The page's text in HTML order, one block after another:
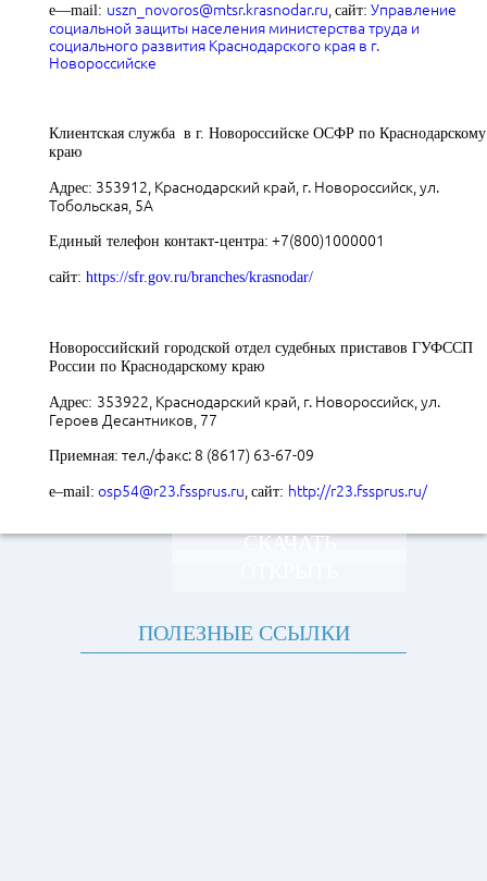
e—mail: uszn_novoros@mtsr.krasnodar.ru сайт: Управление
социальной защиты населения министерства труда и
социального развития Краснодарского края в г.
Новороссийске
Клиентская служба в г. Новороссийске ОСФР по Краснодарскому
краю
Адрес: 353912, Краснодарский край, г. Новороссийск, ул.
Тобольская, 5А
Единый телефон контакт-центра: +7(800)1000001
сайт: https://sfr.gov.ru/branches/krasnodar/
Новороссийский городской отдел судебных приставов ГУФССП
России по Краснодарскому краю
Адрес: 353922, Краснодарский край, г. Новороссийск, ул.
Героев Десантников, 77
Приемная: тел./факс: 8 (8617) 63-67-09
e–mail: osp54@r23.fssprus.ru сайт: http://r23.fssprus.ru/
СКАЧАТЬ
ПОЛЕЗНЫЕ ССЫЛКИ